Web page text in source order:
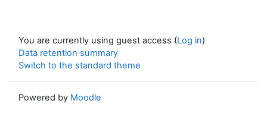
You are currently using guest access (Log in)
Data retention summary
Switch to the standard theme
Powered by Moodle